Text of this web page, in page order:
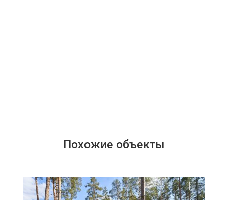
Похожие объекты